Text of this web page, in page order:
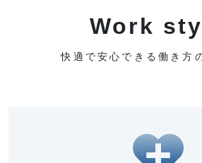
Work
快適で安心できる働き方